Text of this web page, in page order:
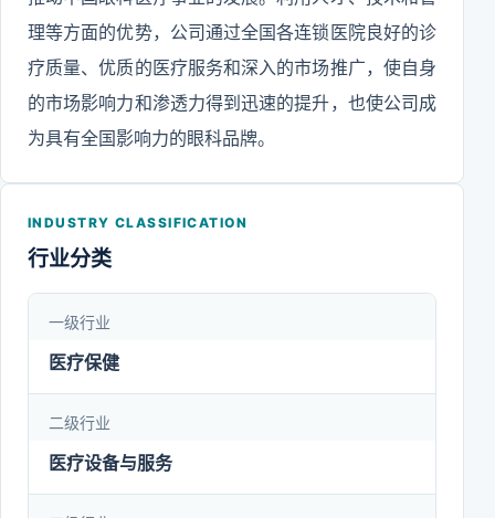
理等方面的优势，公司通过全国各连锁医院良好的诊
疗质量、优质的医疗服务和深入的市场推广，使自身
的市场影响力和渗透力得到迅速的提升，也使公司成
为具有全国影响力的眼科品牌。
INDUSTRY CLASSIFICATION
行业分类
一级行业
医疗保健
二级行业
医疗设备与服务